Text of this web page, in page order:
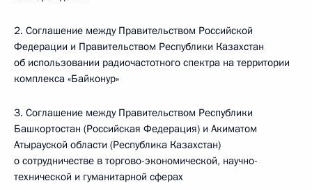
2. Соглашение между Правительством Российской
Федерации и Правительством Республики Казахстан
об использовании радиочастотного спектра на территории
комплекса «Байконур»
3. Соглашение между Правительством Республики
Башкортостан (Российская Федерация) и Акиматом
Атырауской области (Республика Казахстан)
о сотрудничестве в торгово-экономической, научно-
технической и гуманитарной сферах